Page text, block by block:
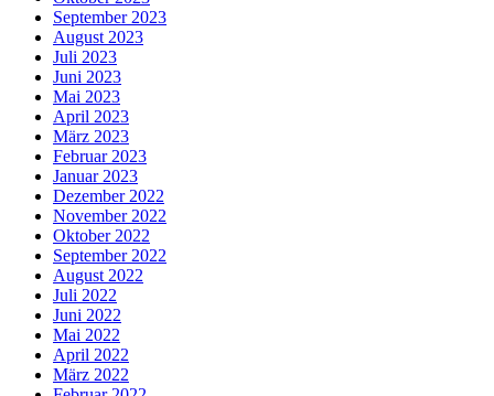
September 2023
August 2023
Juli 2023
Juni 2023
Mai 2023
April 2023
März 2023
Februar 2023
Januar 2023
Dezember 2022
November 2022
Oktober 2022
September 2022
August 2022
Juli 2022
Juni 2022
Mai 2022
April 2022
März 2022